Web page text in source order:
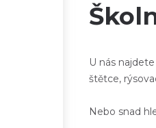
U nás
štětce,
Nebo snad